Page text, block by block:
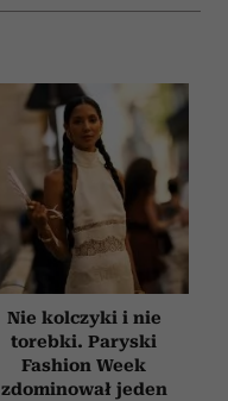
Nie kolczyki i nie
torebki. Paryski
Fashion Week
zdominował jeden